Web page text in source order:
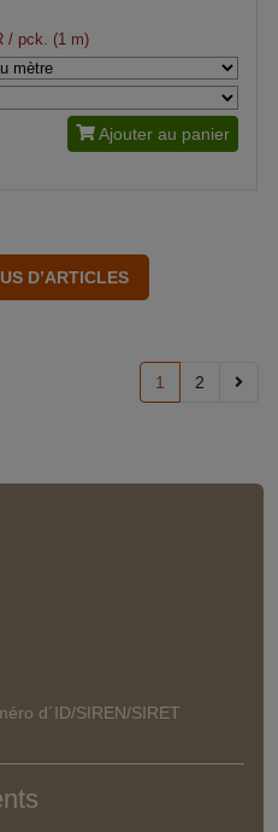
/ pck. (1 m)
Ajouter au panier
1 2
d´ID/SIREN/SIRET